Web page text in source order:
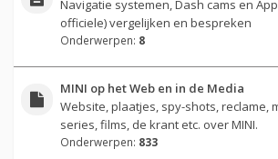
Navigatie systemen, Dash cams en
officiele) vergelijken en bespreken
Onderwerpen: 8
MINI op het Web en in de Media
Website, plaatjes, spy-shots, reclame,
series, films, de krant etc. over MINI.
Onderwerpen: 833